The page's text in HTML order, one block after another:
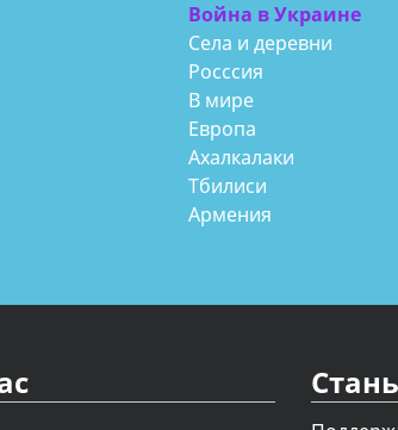
Война в Украине
Села и деревни
Росссия
В мире
Европа
Ахалкалаки
Тбилиси
Армения